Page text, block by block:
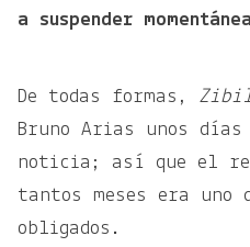
a suspender
De todas formas,
Bruno Arias unos
noticia; así que el
tantos meses era uno
obligados.